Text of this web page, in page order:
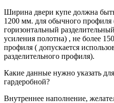
Ширина двери купе должна
1200 мм. для обычного профиля
горизонтальный
усиления полотна) , не более
профиля ( допускается
разделительного профиля).
Какие данные нужно указать
гардеробной?
Внутреннее наполнение,